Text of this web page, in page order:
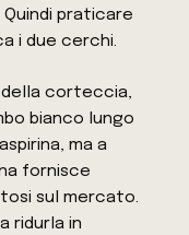
Quindi praticare
i due cerchi.
della corteccia,
bianco lungo
ma a
fornisce
sul mercato.
ridurla in